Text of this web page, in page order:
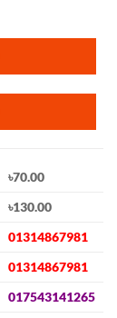
৳70.00
৳130.00
01314867981
01314867981
017543141265